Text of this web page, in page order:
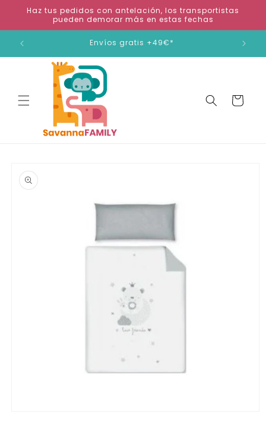
directamente
al contenido
Haz tus pedidos con antelación, los transportistas
pueden demorar más en estas fechas
Envíos gratis +49€*
Carrito
información